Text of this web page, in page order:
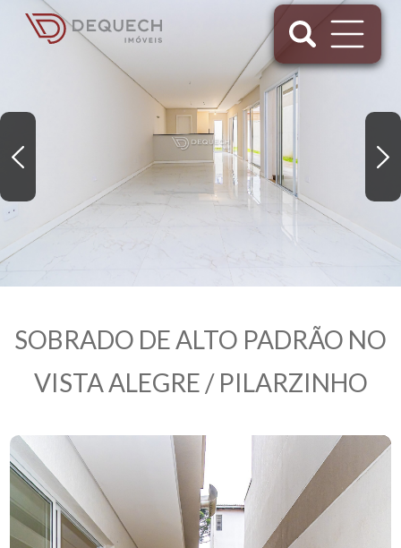
SOBRADO DE ALTO PADRÃO NO
VISTA ALEGRE / PILARZINHO